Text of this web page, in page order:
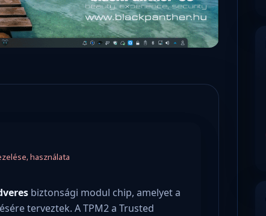
használata
biztonsági modul chip, amelyet a
terveztek. A TPM2 a Trusted